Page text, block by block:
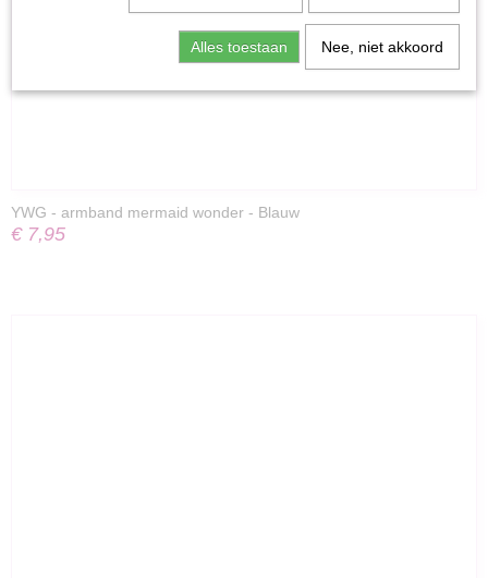
YWG - armband mermaid wonder - Blauw
€ 7,95
Alles toestaan Nee, niet akkoord